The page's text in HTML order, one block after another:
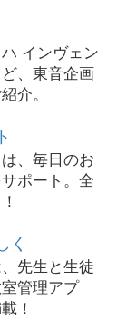
インヴェン
、東音企画
介。
、毎日のお
ポート。全
く
先生と生徒
管理アプ
！